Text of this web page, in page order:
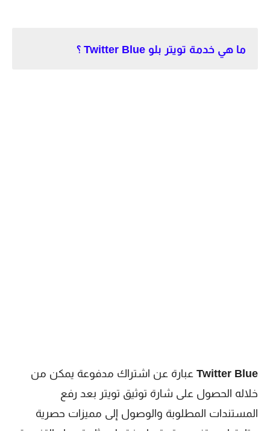
ما هي خدمة تويتر بلو Twitter Blue ؟
Twitter Blue عبارة عن اشتراك مدفوعة يمكن من
خلاله الحصول على شارة توثيق تويتر بعد رفع
المستندات المطلوبة والوصول إلى مميزات حصرية